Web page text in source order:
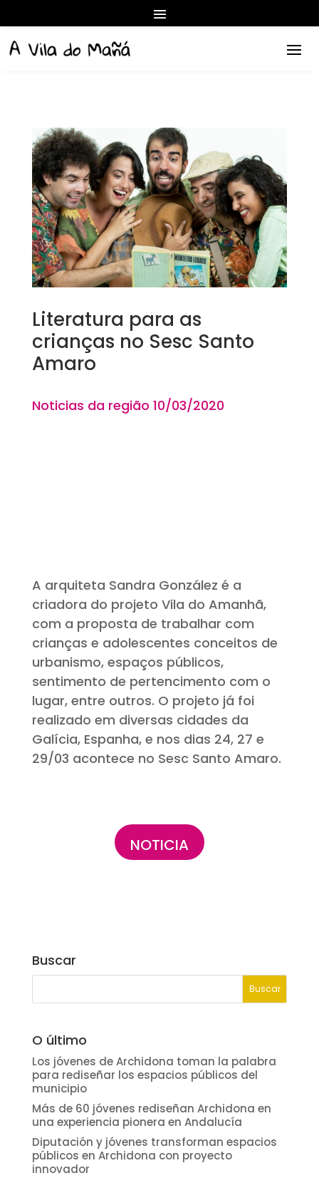
Literatura para as
crianças no Sesc Santo
Amaro
Noticias da região 10/03/2020
A arquiteta Sandra González é a
criadora do projeto Vila do Amanhã,
com a proposta de trabalhar com
crianças e adolescentes conceitos de
urbanismo, espaços públicos,
sentimento de pertencimento com o
lugar, entre outros. O projeto já foi
realizado em diversas cidades da
Galícia, Espanha, e nos dias 24, 27 e
29/03 acontece no Sesc Santo Amaro.
NOTICIA
Buscar
O último
Los jóvenes de Archidona toman la palabra
para rediseñar los espacios públicos del
municipio
Más de 60 jóvenes rediseñan Archidona en
una experiencia pionera en Andalucía
Diputación y jóvenes transforman espacios
públicos en Archidona con proyecto
innovador